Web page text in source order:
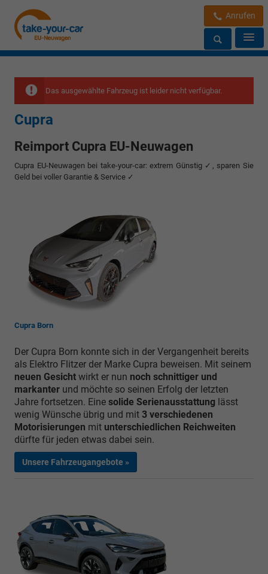
Anrufen
Das ausgewählte Fahrzeug ist leider nicht verfügbar.
Cupra
Reimport Cupra EU-Neuwagen
Cupra EU-Neuwagen bei take-your-car: extrem Günstig ✓, sparen Sie
Geld bei voller Garantie & Service ✓
Cupra Born
Der Cupra Born konnte sich in der Vergangenheit bereits
als Elektro Flitzer der Marke Cupra beweisen. Mit seinem
neuen Gesicht wirkt er nun noch schnittiger und
markanter und möchte so seinen Erfolg der letzten
Jahre fortsetzen. Eine solide Serienausstattung lässt
wenig Wünsche übrig und mit 3 verschiedenen
Motorisierungen mit unterschiedlichen Reichweiten
dürfte für jeden etwas dabei sein.
Unsere Fahrzeugangebote »